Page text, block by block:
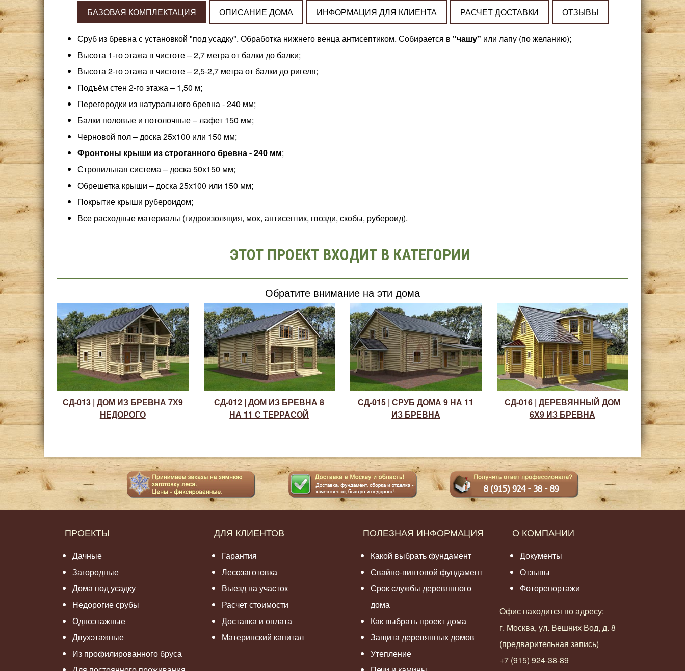
БАЗОВАЯ КОМПЛЕКТАЦИЯ ОПИСАНИЕ ДОМА ИНФОРМАЦИЯ ДЛЯ КЛИЕНТА РАСЧЕТ ДОСТАВКИ ОТЗЫВЫ
Сруб из бревна с установкой "под усадку". Обработка нижнего венца антисептиком. Собирается в "чашу" или лапу (по желанию);
Высота 1-го этажа в чистоте – 2,7 метра от балки до балки;
Высота 2-го этажа в чистоте – 2,5-2,7 метра от балки до ригеля;
Подъём стен 2-го этажа – 1,50 м;
Перегородки из натурального бревна - 240 мм;
Балки половые и потолочные – лафет 150 мм;
Черновой пол – доска 25х100 или 150 мм;
Фронтоны крыши из строганного бревна - 240 мм;
Стропильная система – доска 50х150 мм;
Обрешетка крыши – доска 25х100 или 150 мм;
Покрытие крыши рубероидом;
Все расходные материалы (гидроизоляция, мох, антисептик, гвозди, скобы, рубероид).
ЭТОТ ПРОЕКТ ВХОДИТ В КАТЕГОРИИ
Обратите внимание на эти дома
СД-013 | ДОМ ИЗ БРЕВНА 7Х9
НЕДОРОГО
СД-012 | ДОМ ИЗ БРЕВНА 8
НА 11 С ТЕРРАСОЙ
СД-015 | СРУБ ДОМА 9 НА 11
ИЗ БРЕВНА
СД-016 | ДЕРЕВЯННЫЙ ДОМ
6Х9 ИЗ БРЕВНА
ПРОЕКТЫ
Дачные
Загородные
Дома под усадку
Недорогие срубы
Одноэтажные
Двухэтажные
Из профилированного бруса
ДЛЯ КЛИЕНТОВ
Гарантия
Лесозаготовка
Выезд на участок
Расчет стоимости
Доставка и оплата
Материнский капитал
ПОЛЕЗНАЯ ИНФОРМАЦИЯ
Какой выбрать фундамент
Свайно-винтовой фундамент
Срок службы деревянного
дома
Как выбрать проект дома
Защита деревянных домов
Утепление
О КОМПАНИИ
Документы
Отзывы
Фоторепортажи
Офис находится по адресу:
г. Москва, ул. Вешних Вод, д. 8
(предварительная запись)
+7 (915) 924-38-89